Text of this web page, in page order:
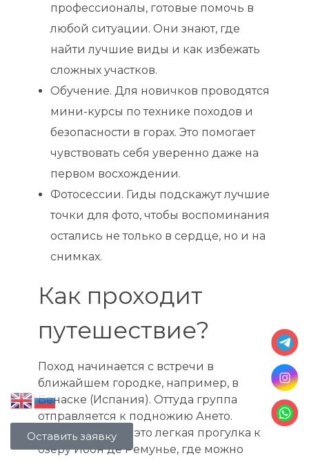
профессионалы, готовые помочь в
любой ситуации. Они знают, где
найти лучшие виды и как избежать
сложных участков.
Обучение. Для новичков проводятся
мини-курсы по технике походов и
безопасности в горах. Это помогает
чувствовать себя уверенно даже на
первом восхождении.
Фотосессии. Гиды подскажут лучшие
точки для фото, чтобы воспоминания
остались не только в сердце, но и на
снимках.
Как проходит
путешествие?
Поход начинается с встречи в
ближайшем городке, например, в
Бенаске (Испания). Оттуда группа
отправляется к подножию Ането.
Первый день — это легкая прогулка к
озеру Ибон де Ремунье, где можно
Оставить заявку